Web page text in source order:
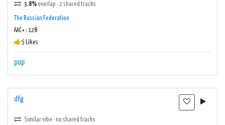
3.8%overlap · 2 shared tracks
The Russian Federation
AAC+ : 128
5 Likes
pop
dfg
Similar vibe · no shared tracks